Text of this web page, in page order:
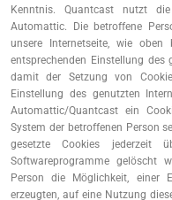
Kenntnis. Quantcast nutzt
Automattic. Die betroffene
unsere Internetseite, wie oben
entsprechenden Einstellung des
damit der Setzung von
Einstellung des genutzten
Automattic/Quantcast ein
System der betroffenen Person
gesetzte Cookies jederzeit
Softwareprogramme gelöscht
Person die Möglichkeit, einer
erzeugten, auf eine Nutzung